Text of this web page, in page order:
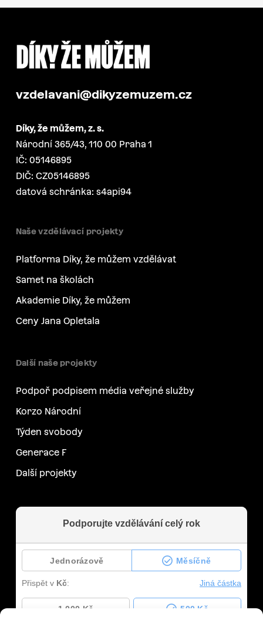
vzdelavani@dikyzemuzem.cz
Díky, že můžem, z. s.
Národní 365/43, 110 00 Praha 1
IČ: 05146895
DIČ: CZ05146895
datová schránka: s4api94
Naše vzdělávací projekty
Platforma Díky, že můžem vzdělávat
Samet na školách
Akademie Díky, že můžem
Ceny Jana Opletala
Další naše projekty
Podpoř podpisem média veřejné služby
Korzo Národní
Týden svobody
Generace F
Další projekty